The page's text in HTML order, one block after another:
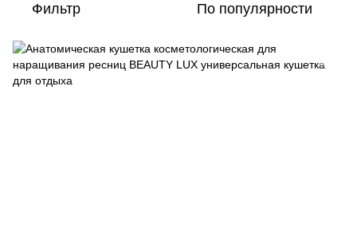
Фильтр По популярности